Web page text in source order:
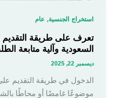
استخراج الجنسية, عام
تعرف على طريقة التقديم
السعودية وآلية متابعة
ديسمبر 22, 2025
الدخول في طريقة التقديم
موضوعًا غامضًا أو محاطًا